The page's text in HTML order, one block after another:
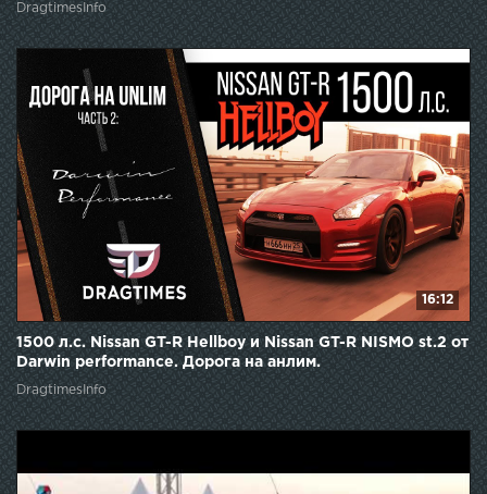
DragtimesInfo
16:12
1500 л.с. Nissan GT-R Hellboy и Nissan GT-R NISMO st.2 от
Darwin performance. Дорога на анлим.
DragtimesInfo